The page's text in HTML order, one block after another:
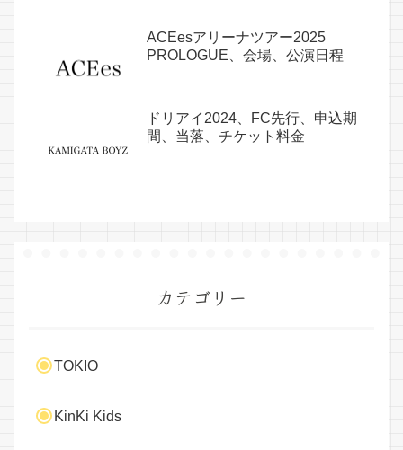
ACEesアリーナツアー2025
PROLOGUE、会場、公演日程
ドリアイ2024、FC先行、申込期
間、当落、チケット料金
カテゴリー
TOKIO
KinKi Kids